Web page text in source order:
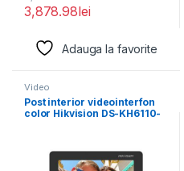
3,878.98lei
Adauga la favorite
Video
Post interior videointerfon
color Hikvision DS-KH6110-